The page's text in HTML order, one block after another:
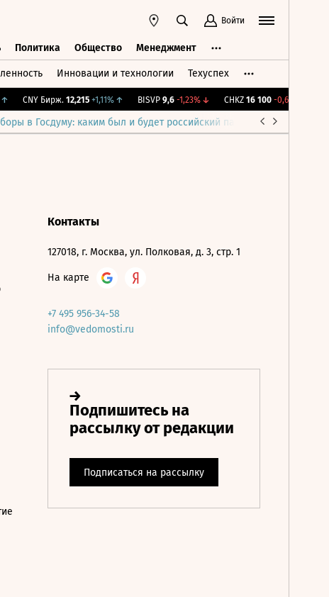
Войти
Политика Общество Менеджмент
Инновации и технологии Техуспех
CNY Бирж. 12,215 +1,11%↑ BISVP 9,6 -1,23%↓ CHKZ 16 100 -0,62%
в Госдуму: каким был и будет российский парламент
Контакты
127018, г. Москва, ул. Полковая, д. 3, стр. 1
На карте
+7 495 956-34-58
info@vedomosti.ru